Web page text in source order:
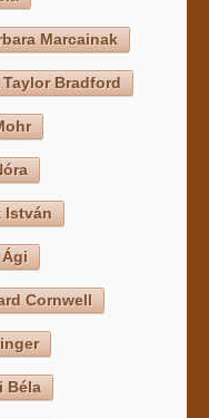
Marcainak
Taylor Bradford
István
Ági
Cornwell
Béla